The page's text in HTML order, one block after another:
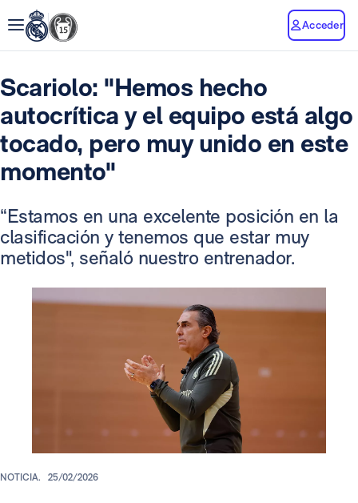
Acceder
Scariolo: "Hemos hecho
autocrítica y el equipo está algo
tocado, pero muy unido en este
momento"
“Estamos en una excelente posición en la
clasificación y tenemos que estar muy
metidos", señaló nuestro entrenador.
NOTICIA. 25/02/2026